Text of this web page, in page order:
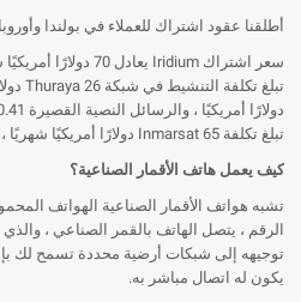
أطلقنا عقود اشتراك للعملاء في بولندا
سعر اشتراك Iridium يعادل 70 دولارًا أمريكيًا شهريًا. يبلغ متوسط سعر الدقيقة للمكالمات 1.40 دولارًا أمريكيًا وللرسالة 0.50 دولارًا أمريكيًا.
دولارًا أمريكيًا ، والرسائل النصية القصيرة 0.41 دولارًا أمريكيًا.
تبلغ تكلفة Inmarsat 65 دولارًا أمريكيًا شهريًا ، و 1.00-1.20 دولارًا أمريكيًا للدقيقة ، و 0.50 دولارًا أمريكيًا للرسائل القصيرة.
كيف يعمل هاتف الأقمار الصناعية؟
تشبه هواتف الأقمار الصناعية الهواتف
الرقم ، يتصل الهاتف بالقمر الصناعي ،
توجيهه إلى شبكات أرضية محددة تسمح لك
يكون له اتصال مباشر به.